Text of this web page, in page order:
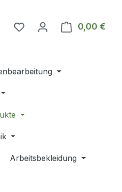
Du hast 0 Produkte auf
0,00 €
Arbeitsbekleidung